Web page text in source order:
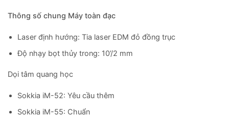
Thông số chung Máy toàn đạc
Laser định hướng: Tia laser EDM đỏ đồng trục
Độ nhạy bọt thủy trong: 10’/2 mm
Dọi tâm quang học
Sokkia iM-52: Yêu cầu thêm
Sokkia iM-55: Chuẩn